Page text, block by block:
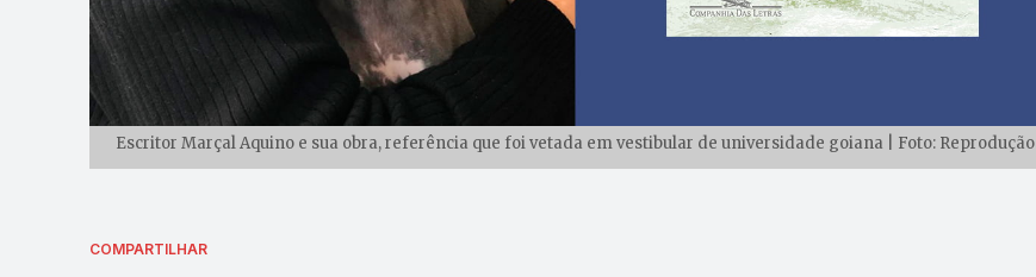
Escritor Marçal Aquino e sua obra, referência que foi vetada em vestibular de universidade goiana | Foto: Reprodução
COMPARTILHAR